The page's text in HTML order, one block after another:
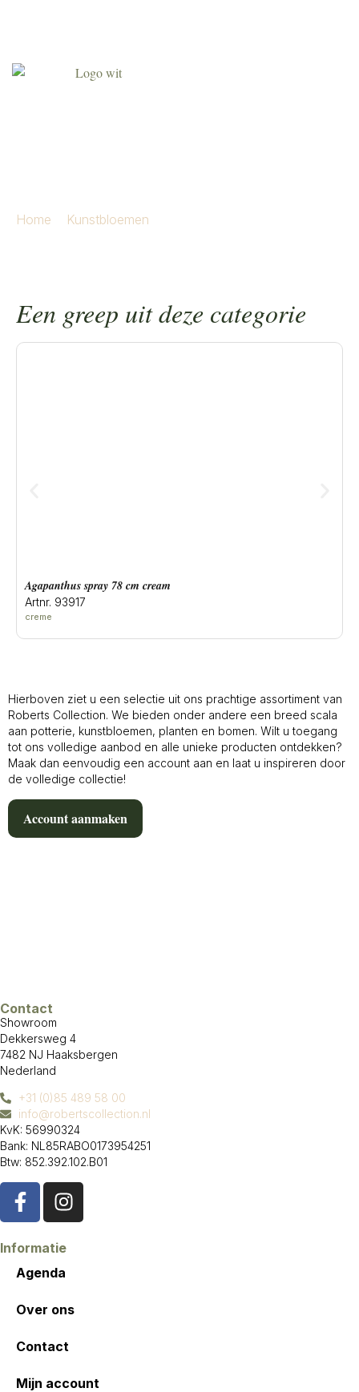
Home Kunstbloemen
Een greep uit deze categorie
agapanthus spray 78 cm cream
Artnr. 93917
creme
Hierboven ziet u een selectie uit ons prachtige assortiment van
Roberts Collection. We bieden onder andere een breed scala
aan potterie, kunstbloemen, planten en bomen. Wilt u toegang
tot ons volledige aanbod en alle unieke producten ontdekken?
Maak dan eenvoudig een account aan en laat u inspireren door
de volledige collectie!
Account aanmaken
Contact
Showroom
Dekkersweg 4
7482 NJ Haaksbergen
Nederland
+31 (0)85 489 58 00
info@robertscollection.nl
KvK: 56990324
Bank: NL85RABO0173954251
Btw: 852.392.102.B01
Informatie
Agenda
Over ons
Contact
Mijn account